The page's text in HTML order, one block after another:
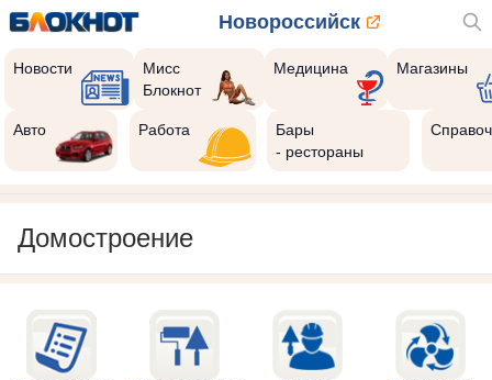
Новороссийск
Новости
Мисс
Блокнот
Медицина Магазины
Авто Работа
Бары
- рестораны
Домостроение